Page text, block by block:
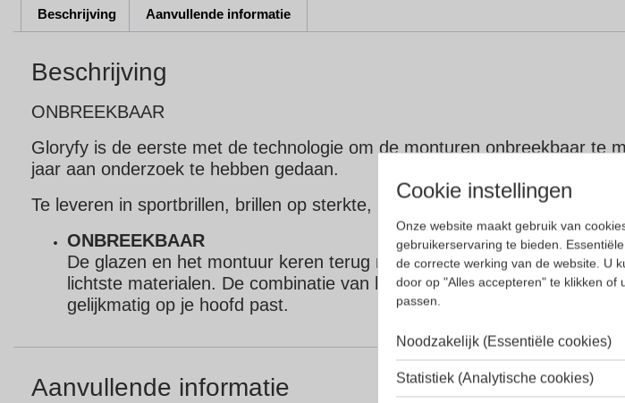
Beschrijving Aanvullende informatie
Beschrijving
ONBREEKBAAR
Gloryfy is de eerste met de technologie om de monturen onbreekbaar te
jaar aan onderzoek te hebben gedaan.
Te leveren in sportbrillen, brillen op sterkte, skibrillen en zonnebrillen.
ONBREEKBAAR
De glazen en het montuur keren terug naar hun oorspronkelijke vorm
lichtste materialen. De combinatie van het scharnier en onbreekbare
gelijkmatig op je hoofd past.
Aanvullende informatie
Cookie instellingen
Onze website maakt gebruik van
gebruikerservaring te bieden.
de correcte werking van de website. U
door op "Alles accepteren" te klikken of
passen.
Noodzakelijk (Essentiële cookies)
Statistiek (Analytische cookies)